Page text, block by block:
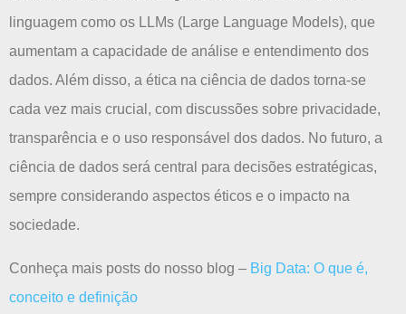
linguagem como os LLMs (Large Language Models), que
aumentam a capacidade de análise e entendimento dos
dados. Além disso, a ética na ciência de dados torna-se
cada vez mais crucial, com discussões sobre privacidade,
transparência e o uso responsável dos dados. No futuro, a
ciência de dados será central para decisões estratégicas,
sempre considerando aspectos éticos e o impacto na
sociedade.
Conheça mais posts do nosso blog – Big Data: O que é,
conceito e definição